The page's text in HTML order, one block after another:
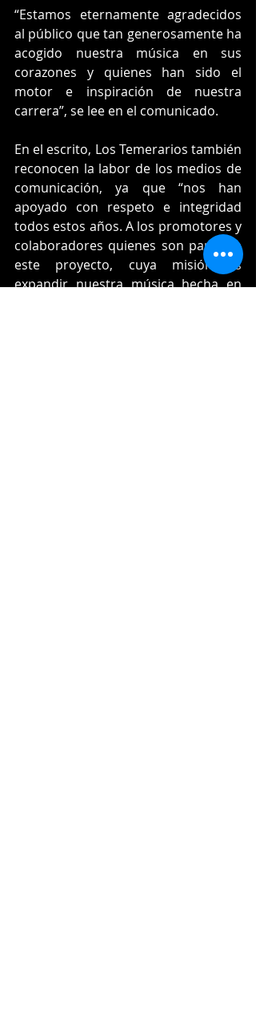
“Estamos eternamente agradecidos
al público que tan generosamente ha
acogido nuestra música en sus
corazones y quienes han sido el
motor e inspiración de nuestra
carrera”, se lee en el comunicado.
En el escrito, Los Temerarios también
reconocen la labor de los medios de
comunicación, ya que “nos han
apoyado con respeto e integridad
todos estos años. A los promotores y
colaboradores quienes son parte de
este proyecto, cuya misión es
expandir nuestra música hecha en